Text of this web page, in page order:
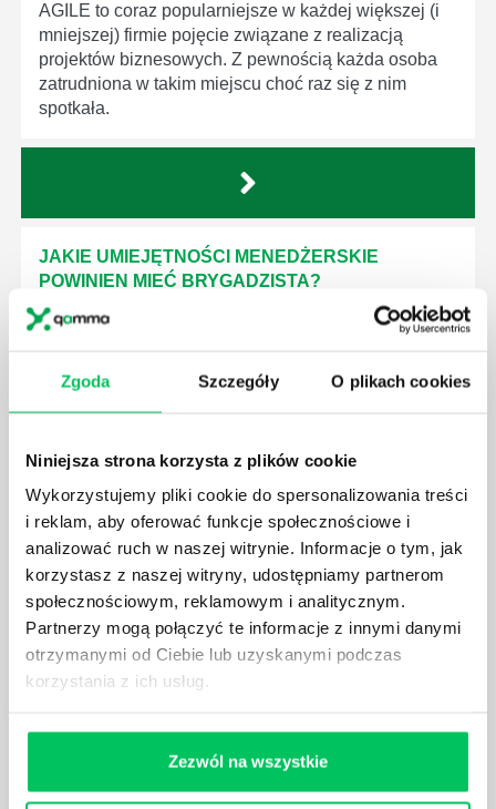
Zgoda Szczegóły O plikach cookies
Niniejsza strona korzysta z plików cookie
Wykorzystujemy pliki cookie do spersonalizowania treści
i reklam, aby oferować funkcje społecznościowe i
analizować ruch w naszej witrynie. Informacje o tym, jak
korzystasz z naszej witryny, udostępniamy partnerom
społecznościowym, reklamowym i analitycznym.
Partnerzy mogą połączyć te informacje z innymi danymi
otrzymanymi od Ciebie lub uzyskanymi podczas
korzystania z ich usług.
Zezwól na wszystkie
AGILE to coraz popularniejsze w każdej większej (i
mniejszej) firmie pojęcie związane z realizacją
projektów biznesowych. Z pewnością każda osoba
zatrudniona w takim miejscu choć raz się z nim
spotkała.
JAKIE UMIEJĘTNOŚCI MENEDŻERSKIE
POWINIEN MIEĆ BRYGADZISTA?
Nawet zespół złożony z doskonale wykształconych i
kompetentnych pracowników nie będzie w stanie
nim odpowiedniego kierownictwa. Zawsze
niezbędna jest osoba nadzorująca wszystkie
JAK BRYGADZISTA MOŻE ROZWINĄĆ SWOJE
KOMPETENCJE MENEDŻERSKIE?
Menedżer to niezwykle ważne stanowisko w każdej
firmie. Osoba je pełniąca jest w pełni odpowiedzialna
za realizację działań podległych mu osób oraz